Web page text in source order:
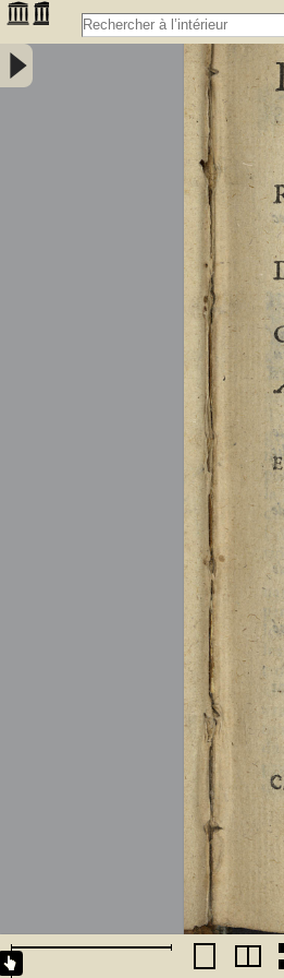
Bibliothèque des philosophes
des auteurs les plus approuvez qui ont
Tome premier, contenant sept traitez...
préface... et une liste des termes de
trouvent dans ces traitez... par le sieur